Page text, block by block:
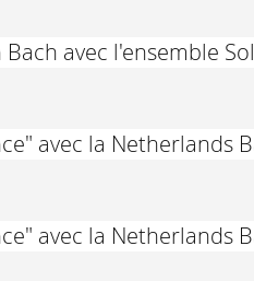
avec l'ensemble
avec la Netherlands
avec la Netherlands